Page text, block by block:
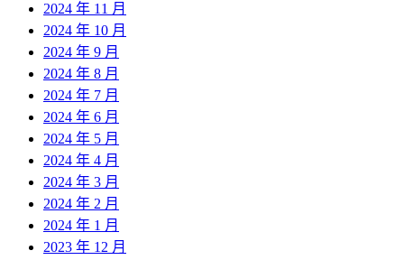
2024 年 11 月
2024 年 10 月
2024 年 9 月
2024 年 8 月
2024 年 7 月
2024 年 6 月
2024 年 5 月
2024 年 4 月
2024 年 3 月
2024 年 2 月
2024 年 1 月
2023 年 12 月